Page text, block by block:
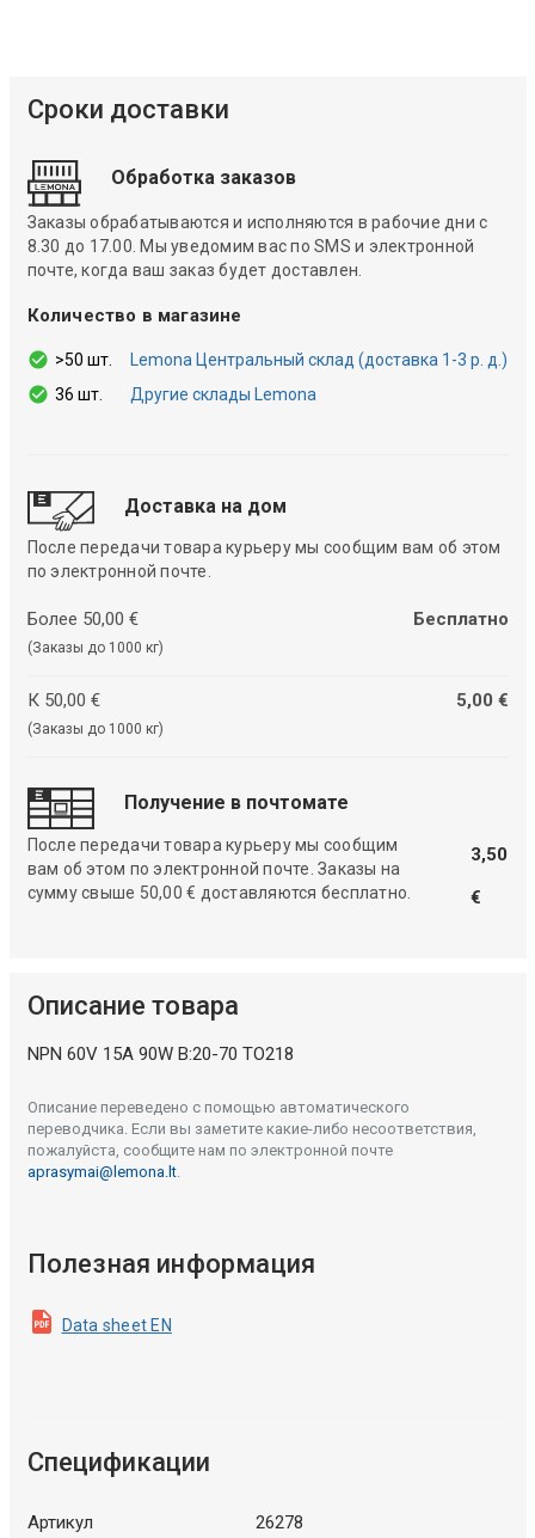
Сроки доставки
Обработка заказов
Заказы обрабатываются и исполняются в рабочие дни с
8.30 до 17.00. Мы уведомим вас по SMS и электронной
почте, когда ваш заказ будет доставлен.
Количество в магазине
>50 шт.
Lemona Центральный склад (доставка 1-3 р. д.)
36 шт.
Другие склады Lemona
Доставка на дом
После передачи товара курьеру мы сообщим вам об этом
по электронной почте.
Более 50,00 €
(Заказы до 1000 кг)
Бесплатно
К 50,00 €
(Заказы до 1000 кг)
5,00 €
Получение в почтомате
После передачи товара курьеру мы сообщим
вам об этом по электронной почте. Заказы на
сумму свыше 50,00 € доставляются бесплатно.
3,50
€
Описание товара
NPN 60V 15A 90W B:20-70 TO218
Описание переведено с помощью автоматического
переводчика. Если вы заметите какие-либо несоответствия,
пожалуйста, сообщите нам по электронной почте
aprasymai@lemona.lt.
Полезная информация
Data sheet EN
Спецификации
Артикул 26278